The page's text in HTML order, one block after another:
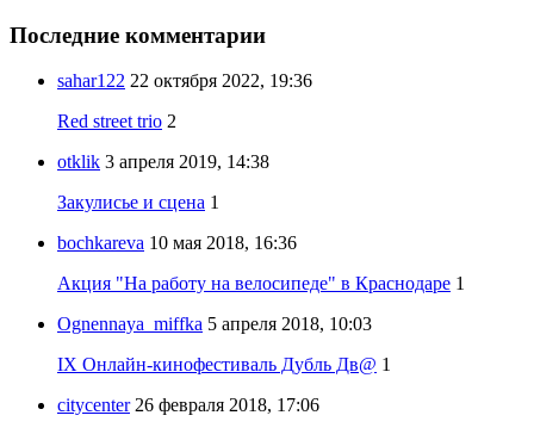
Последние комментарии
sahar122 22 октября 2022, 19:36
Red street trio 2
otklik 3 апреля 2019, 14:38
Закулисье и сцена 1
bochkareva 10 мая 2018, 16:36
Акция "На работу на велосипеде" в Краснодаре 1
Ognennaya_miffka 5 апреля 2018, 10:03
IX Онлайн-кинофестиваль Дубль Дв@ 1
citycenter 26 февраля 2018, 17:06